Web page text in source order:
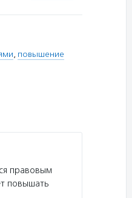
, повышение
правовым
повышать